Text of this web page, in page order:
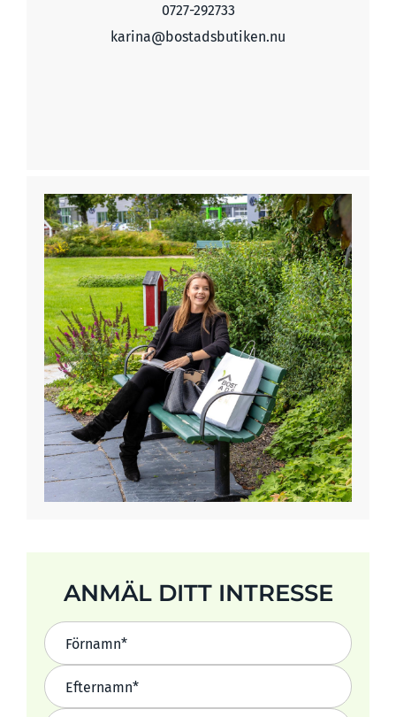
0727-292733
karina@bostadsbutiken.nu
ANMÄL DITT INTRESSE